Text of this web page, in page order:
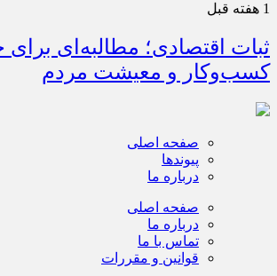
1 هفته قبل
ثبات اقتصادی؛ مطالبه‌ای
کسب‌وکار و معیشت مردم
صفحه اصلی
پیوندها
درباره ما
صفحه اصلی
درباره ما
تماس با ما
قوانین و مقررات